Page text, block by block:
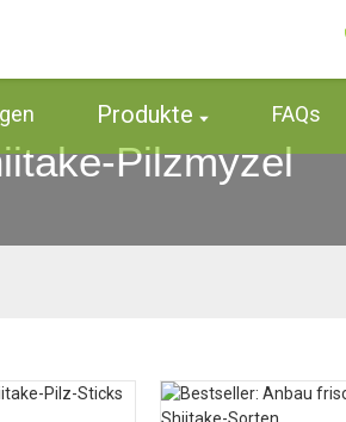
Produkte FAQs
Pilzmyzel